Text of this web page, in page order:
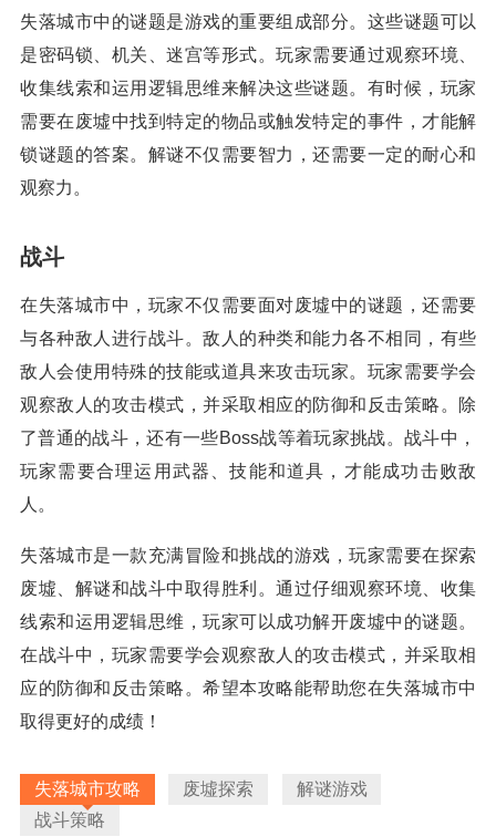
失落城市中的谜题是游戏的重要组成部分。这些谜题可以
是密码锁、机关、迷宫等形式。玩家需要通过观察环境、
收集线索和运用逻辑思维来解决这些谜题。有时候，玩家
需要在废墟中找到特定的物品或触发特定的事件，才能解
锁谜题的答案。解谜不仅需要智力，还需要一定的耐心和
观察力。
战斗
在失落城市中，玩家不仅需要面对废墟中的谜题，还需要
与各种敌人进行战斗。敌人的种类和能力各不相同，有些
敌人会使用特殊的技能或道具来攻击玩家。玩家需要学会
观察敌人的攻击模式，并采取相应的防御和反击策略。除
了普通的战斗，还有一些Boss战等着玩家挑战。战斗中，
玩家需要合理运用武器、技能和道具，才能成功击败敌
人。
失落城市是一款充满冒险和挑战的游戏，玩家需要在探索
废墟、解谜和战斗中取得胜利。通过仔细观察环境、收集
线索和运用逻辑思维，玩家可以成功解开废墟中的谜题。
在战斗中，玩家需要学会观察敌人的攻击模式，并采取相
应的防御和反击策略。希望本攻略能帮助您在失落城市中
取得更好的成绩！
失落城市攻略 废墟探索
解谜游戏
战斗策略